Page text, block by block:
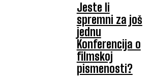
Jeste li
spremni za još
jednu
Konferencija o
filmskoj
pismenosti?